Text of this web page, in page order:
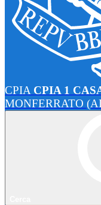
CPIA CPIA 1
MONFERRATO